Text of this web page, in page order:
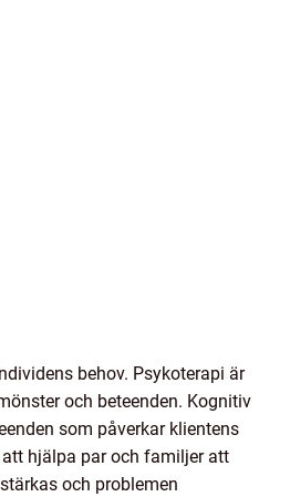
behov. Psykoterapi är
och beteenden. Kognitiv
som påverkar klientens
hjälpa par och familjer att
och problemen